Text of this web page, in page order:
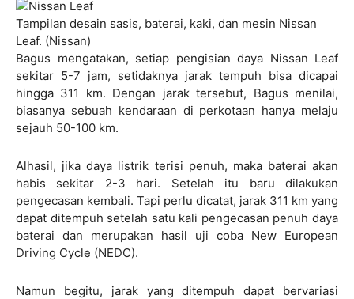
Tampilan desain sasis, baterai, kaki, dan mesin Nissan
Leaf. (Nissan)
Bagus mengatakan, setiap pengisian daya Nissan Leaf
sekitar 5-7 jam, setidaknya jarak tempuh bisa dicapai
hingga 311 km. Dengan jarak tersebut, Bagus menilai,
biasanya sebuah kendaraan di perkotaan hanya melaju
sejauh 50-100 km.
Alhasil, jika daya listrik terisi penuh, maka baterai akan
habis sekitar 2-3 hari. Setelah itu baru dilakukan
pengecasan kembali. Tapi perlu dicatat, jarak 311 km yang
dapat ditempuh setelah satu kali pengecasan penuh daya
baterai dan merupakan hasil uji coba New European
Driving Cycle (NEDC).
Namun begitu, jarak yang ditempuh dapat bervariasi